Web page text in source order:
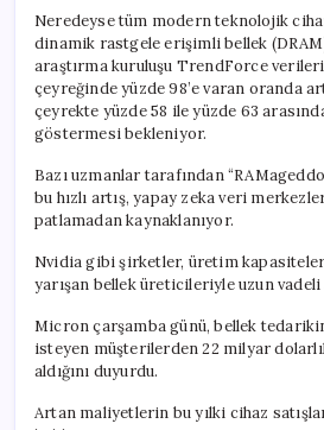
Neredeyse tüm modern teknolojik
dinamik rastgele erişimli bellek
araştırma kuruluşu TrendForce
çeyreğinde yüzde 98’e varan oranda
çeyrekte yüzde 58 ile yüzde 63
göstermesi bekleniyor.
Bazı uzmanlar tarafından
bu hızlı artış, yapay zeka veri
patlamadan kaynaklanıyor.
Nvidia gibi şirketler, üretim
yarışan bellek üreticileriyle uzun
Micron çarşamba günü, bellek
isteyen müşterilerden 22 milyar
aldığını duyurdu.
Artan maliyetlerin bu yılki cihaz